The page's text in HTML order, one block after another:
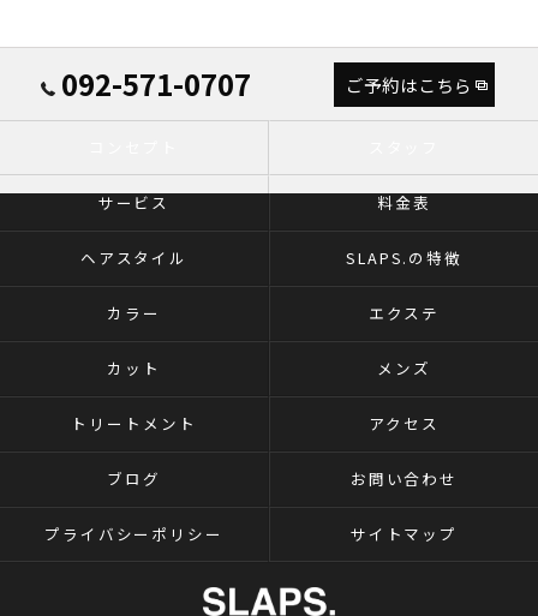
092-571-0707 ご予約はこちら
サービス 料金表
ヘアスタイル SLAPS.の特徴
カラー エクステ
カット メンズ
トリートメント アクセス
ブログ お問い合わせ
プライバシーポリシー サイトマップ